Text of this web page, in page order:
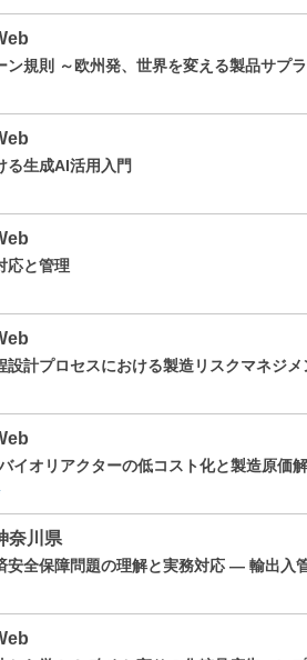
ン規則 ～欧州発、世界を変える製品サプ
る生成AI活用入門
応と管理
設計プロセスにおける製造リスクマネジ
イオリアクターの低コスト化と製造原価
奈川県
安全保障問題の理解と実務対応 ― 輸出